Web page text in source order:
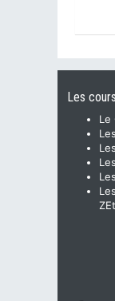
Les
Le